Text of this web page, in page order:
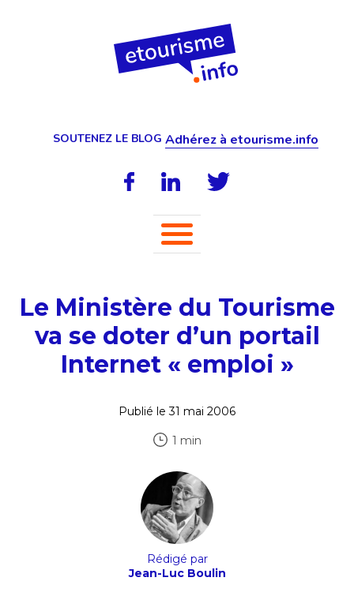
SOUTENEZ LE BLOG Adhérez à etourisme.info
Le Ministère du Tourisme
va se doter d’un portail
Internet « emploi »
Publié le 31 mai 2006
1 min
Rédigé par
Jean-Luc Boulin